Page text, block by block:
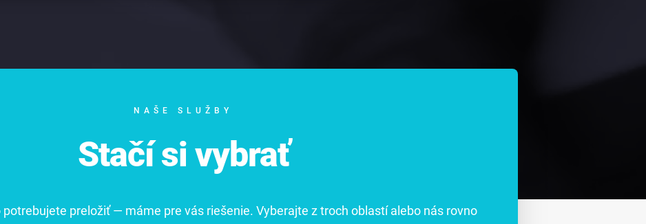
NAŠE SLUŽBY
Stačí si vybrať
potrebujete preložiť — máme pre vás riešenie. Vyberajte z troch oblastí alebo nás rovno